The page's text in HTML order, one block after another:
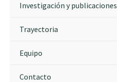
Investigación y publicaciones
Trayectoria
Equipo
Contacto